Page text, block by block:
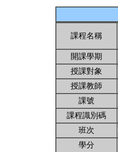
課程名稱
開課學期
授課對象
授課教師
課號
課程識別碼
班次
學分